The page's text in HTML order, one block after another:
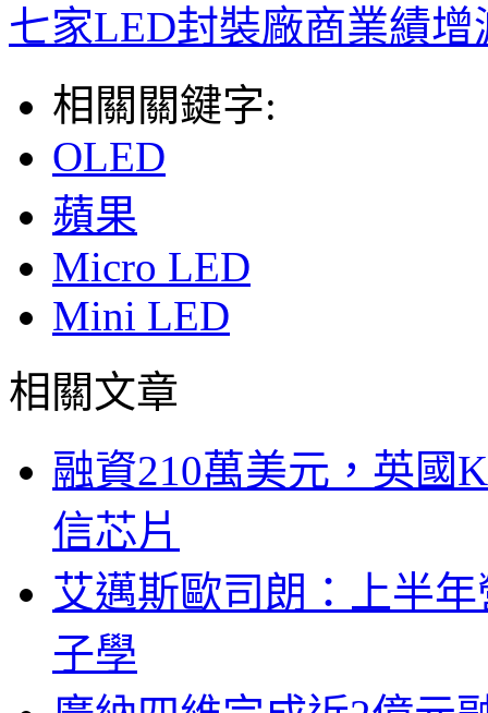
七家LED封裝廠商業績增
相關關鍵字:
OLED
蘋果
Micro LED
Mini LED
相關文章
融資210萬美元，英國
信芯片
艾邁斯歐司朗：上半
子學